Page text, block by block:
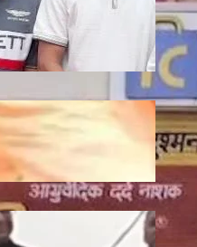
अरुण साव ने रथ यात्रा को
12 जुलाई को लगेंगे 35
करेंगे अभियान की शुरुआत
बीजेपी विधायक शकुंतला
बड़ा बयान, वीडियो वायरल